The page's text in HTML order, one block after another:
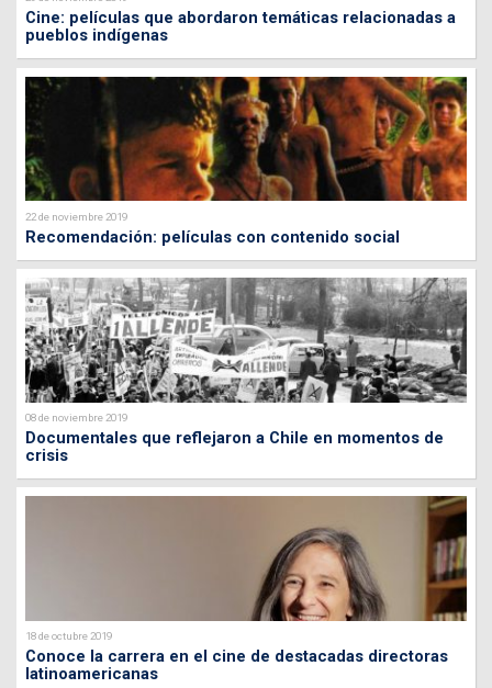
Cine: películas que abordaron temáticas relacionadas a
pueblos indígenas
22 de noviembre 2019
Recomendación: películas con contenido social
08 de noviembre 2019
Documentales que reflejaron a Chile en momentos de
crisis
18 de octubre 2019
Conoce la carrera en el cine de destacadas directoras
latinoamericanas